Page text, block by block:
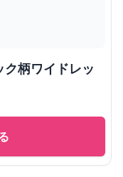
柄ワイドレッ